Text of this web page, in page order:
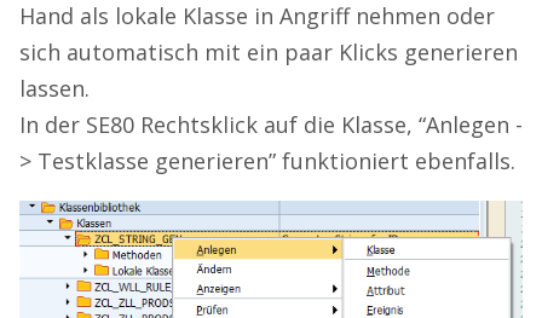
Hand als lokale Klasse in Angriff nehmen oder
sich automatisch mit ein paar Klicks generieren
lassen.
In der SE80 Rechtsklick auf die Klasse, “Anlegen -
> Testklasse generieren” funktioniert ebenfalls.